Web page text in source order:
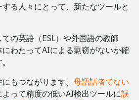
る人々にとって、新たなツールと
の英語（ESL）や外国語の教師
わたってAIによる剽窃がないか確
もつながります。 母語話者でない
よって精度の低いAI検出ツールに誤